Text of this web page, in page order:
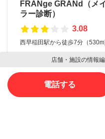
FRANge GRANd（メ
ラー診断）
3.08
西早稲田駅から徒歩7分（
口コミ
店舗・施設の情報
電話する